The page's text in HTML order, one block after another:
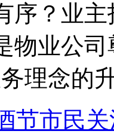
序？业
物业公
理念的
节市民